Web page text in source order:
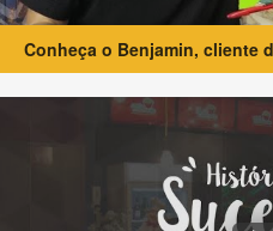
Conheça o Benjamin, cliente